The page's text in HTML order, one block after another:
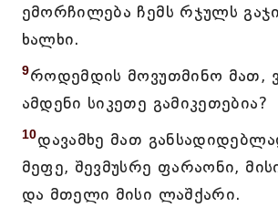
ემორჩილება ჩემს რჯულს
ხალხი.
9როდემდის მოვუთმინო მათ,
ამდენი სიკეთე გამიკეთებია?
10დავამხე მათ
მეფე, შევმუსრე ფარაონი,
და მთელი მისი ლაშქარი.